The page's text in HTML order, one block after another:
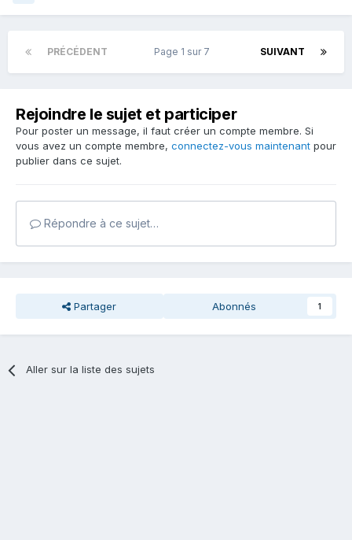
PRÉCÉDENT SUIVANT
Page 1 sur 7
Rejoindre le sujet et participer
Pour poster un message, il faut créer un compte membre. Si
vous avez un compte membre, connectez-vous maintenant pour
publier dans ce sujet.
Répondre à ce sujet…
Partager Abonnés 1
Aller sur la liste des sujets